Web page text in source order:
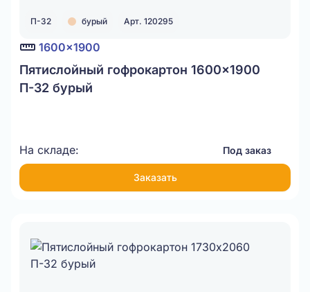
П-32 бурый Арт. 120295
1600x1900
Пятислойный гофрокартон 1600x1900
П-32 бурый
На складе: Под заказ
Заказать